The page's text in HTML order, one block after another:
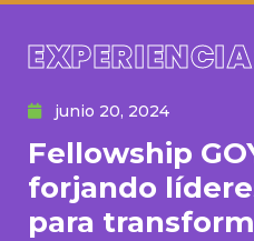
junio 20, 2024
Fellowship
forjando
para